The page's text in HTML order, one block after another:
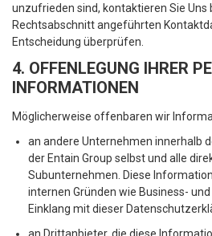
unzufrieden sind, kontaktieren Sie
Rechtsabschnitt angeführten
Entscheidung überprüfen.
4. OFFENLEGUNG IHRER
INFORMATIONEN
Möglicherweise offenbaren wir
an andere Unternehmen innerhalb
der Entain Group selbst und alle
Subunternehmen. Diese
internen Gründen wie Business-
Einklang mit dieser
an Drittanbieter, die diese